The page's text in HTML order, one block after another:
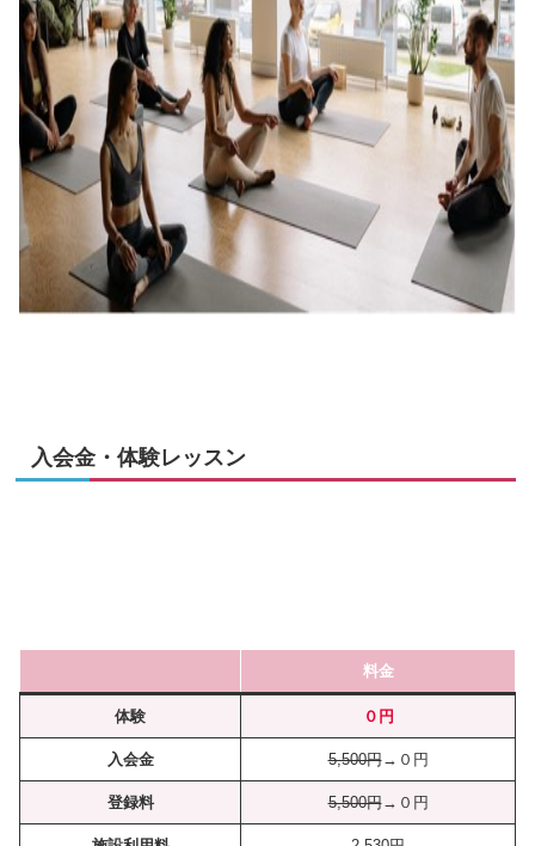
入会金・体験レッスン
料金
体験 ０円
入会金 5,500円→０円
登録料 5,500円→０円